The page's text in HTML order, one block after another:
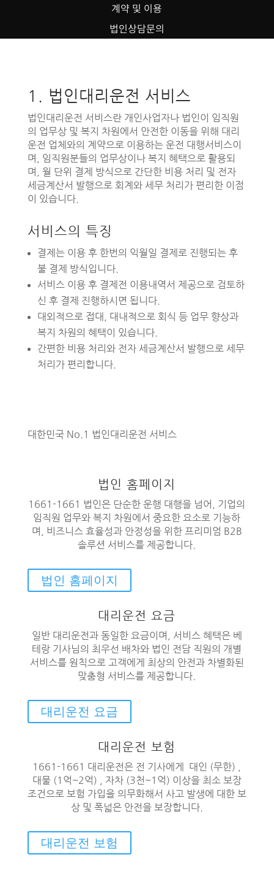
계약 및 이용
법인상담문의
1. 법인대리운전 서비스
법인대리운전 서비스란 개인사업자나 법인이 임직원
의 업무상 및 복지 차원에서 안전한 이동을 위해 대리
운전 업체와의 계약으로 이용하는 운전 대행서비스이
며, 임직원분들의 업무상이나 복지 혜택으로 활용되
며, 월 단위 결제 방식으로 간단한 비용 처리 및 전자
세금계산서 발행으로 회계와 세무 처리가 편리한 이점
이 있습니다.
서비스의 특징
결제는 이용 후 한번의 익월일 결제로 진행되는 후
불 결제 방식입니다.
서비스 이용 후 결제전 이용내역서 제공으로 검토하
신 후 결제 진행하시면 됩니다.
대외적으로 접대, 대내적으로 회식 등 업무 향상과
복지 차원의 혜택이 있습니다.
간편한 비용 처리와 전자 세금계산서 발행으로 세무
처리가 편리합니다.
대한민국 No.1 법인대리운전 서비스
법인 홈페이지
1661-1661 법인은 단순한 운행 대행을 넘어, 기업의
임직원 업무와 복지 차원에서 중요한 요소로 기능하
며, 비즈니스 효율성과 안정성을 위한 프리미엄 B2B
솔루션 서비스를 제공합니다.
법인 홈페이지
대리운전 요금
일반 대리운전과 동일한 요금이며, 서비스 혜택은 베
테랑 기사님의 최우선 배차와 법인 전담 직원의 개별
서비스를 원칙으로 고객에게 최상의 안전과 차별화된
맞춤형 서비스를 제공합니다.
대리운전 요금
대리운전 보험
1661-1661 대리운전은 전 기사에게 대인 (무한) ,
대물 (1억~2억) , 자차 (3천~1억) 이상을 최소 보장
조건으로 보험 가입을 의무화해서 사고 발생에 대한 보
상 및 폭넓은 안전을 보장합니다.
대리운전 보험